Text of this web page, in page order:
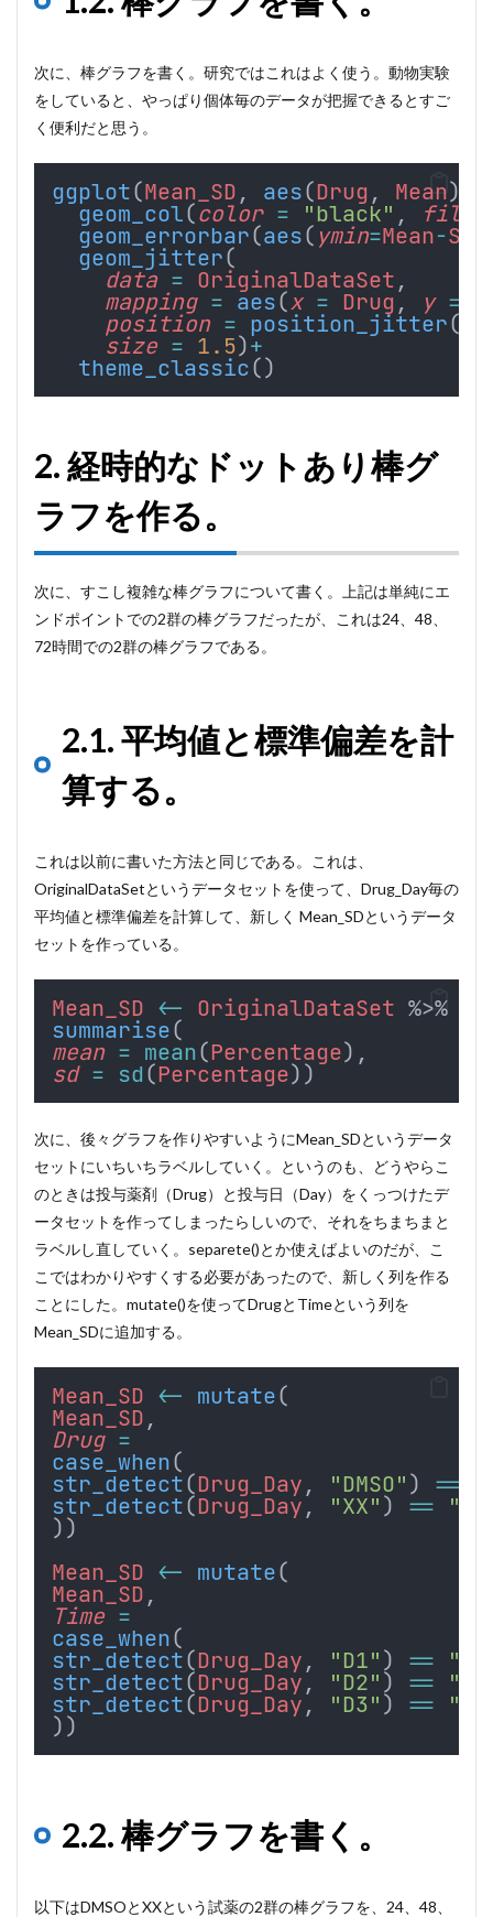
次に、棒グラフを書く。研究ではこれはよく使う。動物実験
をしていると、やっぱり個体毎のデータが把握できるとすご
く便利だと思う。
ggplot(Mean_SD, aes(Drug, Mean))
geom_col(color = "black" , fill
geom_errorbar(aes(ymin=Mean-SD
geom_jitter(
data = OriginalDataSet,
mapping = aes(x = Drug, y =
position = position_jitter(
size = 1.5)+
theme_classic()
2. 経時的なドットあり棒グ
ラフを作る。
次に、すこし複雑な棒グラフについて書く。上記は単純にエ
ンドポイントでの2群の棒グラフだったが、これは24、48、
72時間での2群の棒グラフである。
2.1. 平均値と標準偏差を計
算する。
これは以前に書いた方法と同じである。これは、
OriginalDataSetというデータセットを使って、Drug_Day毎の
平均値と標準偏差を計算して、新しく Mean_SDというデータ
セットを作っている。
Mean_SD <- OriginalDataSet %>%
summarise(
mean = mean(Percentage),
sd = sd(Percentage))
次に、後々グラフを作りやすいようにMean_SDというデータ
セットにいちいちラベルしていく。というのも、どうやらこ
のときは投与薬剤（Drug）と投与日（Day）をくっつけたデ
ータセットを作ってしまったらしいので、それをちまちまと
ラベルし直していく。separete()とか使えばよいのだが、こ
こではわかりやすくする必要があったので、新しく列を作る
ことにした。mutate()を使ってDrugとTimeという列を
Mean_SDに追加する。
Mean_SD <- mutate(
Mean_SD,
Drug =
case_when(
str_detect(Drug_Day, "DMSO") ==
str_detect(Drug_Day, "XX") ==
))
Mean_SD <- mutate(
Mean_SD,
Time =
case_when(
str_detect(Drug_Day, "D1") ==
str_detect(Drug_Day, "D2") ==
str_detect(Drug_Day, "D3") ==
))
2.2. 棒グラフを書く。
以下はDMSOとXXという試薬の2群の棒グラフを、24、48、